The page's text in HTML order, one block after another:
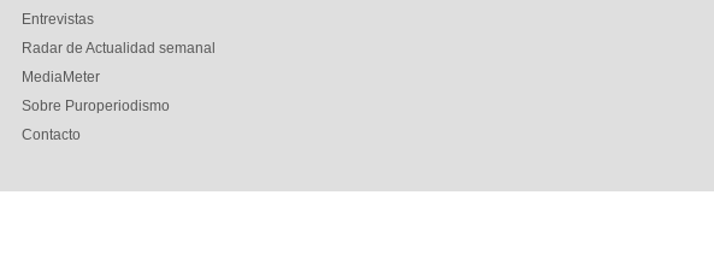
Entrevistas
Radar de Actualidad semanal
MediaMeter
Sobre Puroperiodismo
Contacto